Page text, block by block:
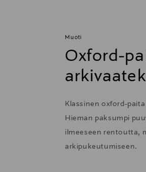
Muoti
Oxford-
Klassinen oxford-
Hieman paksumpi
ilmeeseen rentoutta,
arkipukeutumiseen.